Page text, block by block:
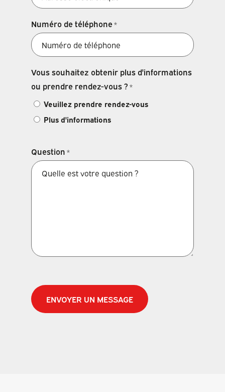
Numéro de téléphone*
Vous souhaitez obtenir plus d'informations
ou prendre rendez-vous ? *
Veuillez prendre rendez-vous
Plus d'informations
Question *